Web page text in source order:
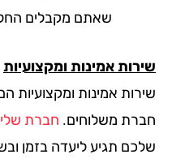
שאתם מקבלים החלטה.
אמינות ומקצועיות
אמינות ומקצועיות הם
משלוחים.חברת שליחויות
תגיע ליעדה בזמן